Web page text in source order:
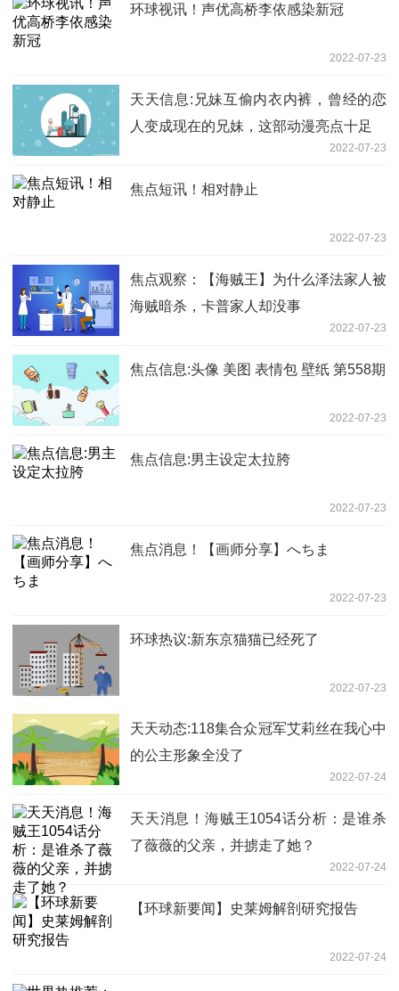
环球视讯！声优高桥李依感染新冠
2022-07-23
天天信息:兄妹互偷内衣内裤，曾经的恋
人变成现在的兄妹，这部动漫亮点十足
2022-07-23
焦点短讯！相对静止
2022-07-23
焦点观察：【海贼王】为什么泽法家人被
海贼暗杀，卡普家人却没事
2022-07-23
焦点信息:头像 美图 表情包 壁纸 第558期
2022-07-23
焦点信息:男主设定太拉胯
2022-07-23
焦点消息！【画师分享】へちま
2022-07-23
环球热议:新东京猫猫已经死了
2022-07-23
天天动态:118集合众冠军艾莉丝在我心中
的公主形象全没了
2022-07-24
天天消息！海贼王1054话分析：是谁杀
了薇薇的父亲，并掳走了她？
2022-07-24
【环球新要闻】史莱姆解剖研究报告
2022-07-24